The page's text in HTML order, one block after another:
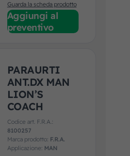
Guarda la scheda prodotto
Aggiungi al
preventivo
PARAURTI
ANT.DX MAN
LION’S
COACH
Codice art. F.R.A.:
8100257
Marca prodotto: F.R.A.
Applicazione: MAN